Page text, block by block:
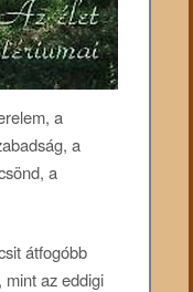
a
a
a
átfogóbb
mint az eddigi